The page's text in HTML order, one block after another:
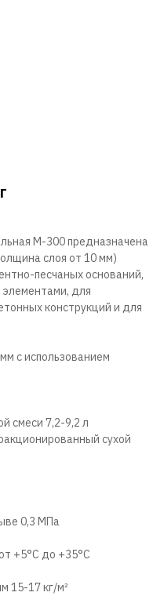
М-300 предназначена
слоя от 10 мм)
песчаных оснований,
для
конструкций и для
с использованием
смеси 7,2-9,2 л
сухой
0,3 МПа
+5°С до +35°С
15-17 кг/м²